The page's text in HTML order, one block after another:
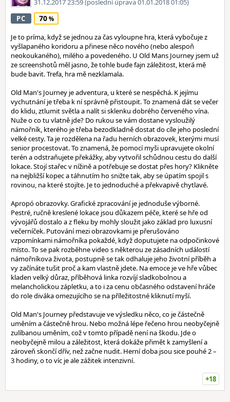
31.12.2017 23:59(poslední úprava 01.01.2018 01:05)
PC 70
Je to príma, když se jednou za čas vyloupne hra, která vybočuje z
vyšlapaného koridoru a přinese něco nového (nebo alespoň
neokoukaného), milého a povedeného. U Old Mans Journey jsem už
ze screenshotů měl jasno, že tohle bude fajn záležitost, která mě
bude bavit. Trefa, hra mě nezklamala.
Old Man's Journey je adventura, u které se nespěchá. K jejímu
vychutnání je třeba k ní správně přistoupit. To znamená dát se večer
do klidu, ztlumit světla a nalít si sklenku dobrého červeného vína.
Nuže o co tu vlatně jde? Do rukou se vám dostane vysloužilý
námořník, kterého je třeba bezodkladně dostat do cíle jeho poslední
velké cesty. Ta je rozdělena na řadu herních obrazovek, kterými musí
senior procestovat. To znamená, že pomocí myši upravujete okolní
terén a odstraňujete překážky, aby vytvořil schůdnou cestu do další
lokace. Stojí stařec v nížině a potřebuje se dostat přes hory? Klikněte
na nejbližší kopec a táhnutím ho snižte tak, aby se úpatím spojil s
rovinou, na které stojíte. Je to jednoduché a překvapivě chytlavé.
Apropó obrazovky. Grafické zpracování je jednoduše výborné.
Pestré, ručně kreslené lokace jsou důkazem péče, které se hře od
vývojářů dostalo a z fleku by mohly sloužit jako základ pro luxusní
večerníček. Putování mezi obrazovkami je přerušováno
vzpomínkami námořníka pokaždé, když doputujete na odpočinkové
místo. To se pak rozběhne video s některou ze zásadních událostí
námořníkova života, postupně se tak odhaluje jeho životní příběh a
vy začínáte tušit proč a kam vlastně jdete. Na emoce je ve hře vůbec
kladen velký důraz, příběhová linka rozvíjí sladkobolnou a
melancholickou zápletku, a to i za cenu občasného odstavení hráče
do role diváka omezujícího se na příležitostné kliknutí myší.
Old Man's Journey představuje ve výsledku něco, co je částečně
uměním a částečně hrou. Nebo možná lépe řečeno hrou neobyčejně
zulíbanou uměním, což v tomto případě není na škodu. Jde o
neobyčejně milou a záležitost, která dokáže přimět k zamyšlení a
zároveň skončí dřív, než začne nudit. Herní doba jsou sice pouhé 2 –
3 hodiny, o to víc je ale zážitek intenzivní.
+18